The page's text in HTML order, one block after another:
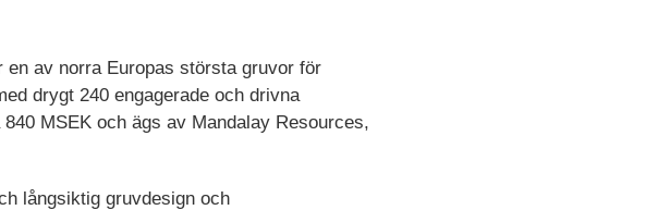
av norra Europas största gruvor för
drygt 240 engagerade och drivna
MSEK och ägs av Mandalay Resources,
långsiktig gruvdesign och